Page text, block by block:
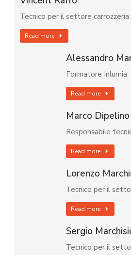
Tecnico per il settore carrozzeria
Read more
Alessandro
Formatore Inlumia
Read more
Marco Dipelino
Responsabile
Read more
Lorenzo
Tecnico per il
Read more
Sergio
Tecnico per il